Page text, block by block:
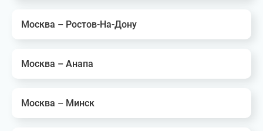
Москва – Ростов-На-Дону
Москва – Анапа
Москва – Минск